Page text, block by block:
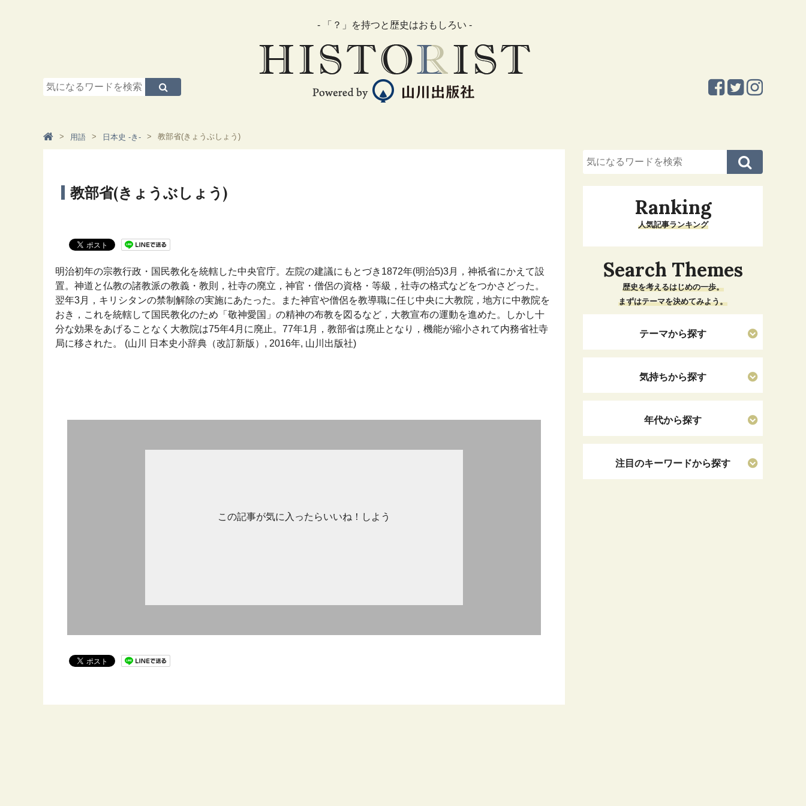
- 「？」を持つと歴史はおもしろい -
用語 日本史 -き- 教部省(きょうぶしょう)
教部省(きょうぶしょう)
明治初年の宗教行政・国民教化を統轄した中央官庁。左院の建議にもとづき1872年(明治5)3月，神祇省にかえて設
置。神道と仏教の諸教派の教義・教則，社寺の廃立，神官・僧侶の資格・等級，社寺の格式などをつかさどった。
翌年3月，キリシタンの禁制解除の実施にあたった。また神官や僧侶を教導職に任じ中央に大教院，地方に中教院を
おき，これを統轄して国民教化のため「敬神愛国」の精神の布教を図るなど，大教宣布の運動を進めた。しかし十
分な効果をあげることなく大教院は75年4月に廃止。77年1月，教部省は廃止となり，機能が縮小されて内務省社寺
局に移された。 (山川 日本史小辞典（改訂新版）, 2016年, 山川出版社)
この記事が気に入ったらいいね！しよう
Ranking
人気記事ランキング
Search Themes
歴史を考えるはじめの一歩。
まずはテーマを決めてみよう。
テーマから探す
気持ちから探す
年代から探す
注目のキーワードから探す